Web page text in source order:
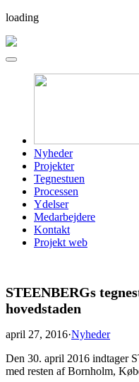
loading
Nyheder
Projekter
Tegnestuen
Processen
Ydelser
Medarbejdere
Kontakt
Projekt web
STEENBERGs
hovedstaden
april 27, 2016·Nyheder
Den 30. april 2016 indtager
med resten af Bornholm,